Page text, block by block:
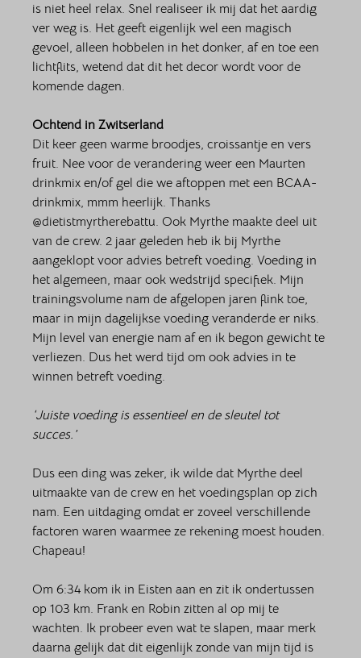
is niet heel relax. Snel realiseer ik mij dat het aardig
ver weg is. Het geeft eigenlijk wel een magisch
gevoel, alleen hobbelen in het donker, af en toe een
lichtflits, wetend dat dit het decor wordt voor de
komende dagen.
Ochtend in Zwitserland
Dit keer geen warme broodjes, croissantje en vers
fruit. Nee voor de verandering weer een Maurten
drinkmix en/of gel die we aftoppen met een BCAA-
drinkmix, mmm heerlijk. Thanks
@dietistmyrtherebattu. Ook Myrthe maakte deel uit
van de crew. 2 jaar geleden heb ik bij Myrthe
aangeklopt voor advies betreft voeding. Voeding in
het algemeen, maar ook wedstrijd specifiek. Mijn
trainingsvolume nam de afgelopen jaren flink toe,
maar in mijn dagelijkse voeding veranderde er niks.
Mijn level van energie nam af en ik begon gewicht te
verliezen. Dus het werd tijd om ook advies in te
winnen betreft voeding.
‘Juiste voeding is essentieel en de sleutel tot
succes.’
Dus een ding was zeker, ik wilde dat Myrthe deel
uitmaakte van de crew en het voedingsplan op zich
nam. Een uitdaging omdat er zoveel verschillende
factoren waren waarmee ze rekening moest houden.
Chapeau!
Om 6:34 kom ik in Eisten aan en zit ik ondertussen
op 103 km. Frank en Robin zitten al op mij te
wachten. Ik probeer even wat te slapen, maar merk
daarna gelijk dat dit eigenlijk zonde van mijn tijd is